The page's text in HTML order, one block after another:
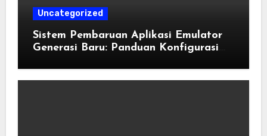
Uncategorized
Sistem Pembaruan Aplikasi Emulator
Generasi Baru: Panduan Konfigurasi